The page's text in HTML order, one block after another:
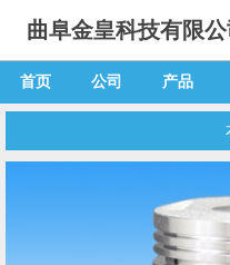
曲阜金皇科技有限公
首页 公司 产品